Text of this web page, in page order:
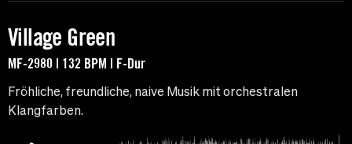
Village Green
MF-2980 | 132 BPM | F-Dur
Fröhliche, freundliche, naive Musik mit orchestralen
Klangfarben.